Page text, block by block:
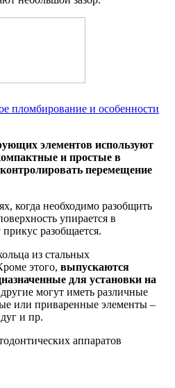
пломбирование и особенности
элементов используют
и простые в
перемещение
когда необходимо разобщить
упирается в
разобщается.
из стальных
этого, выпускаются
для установки на
могут иметь различные
или приваренные элементы –
и пр.